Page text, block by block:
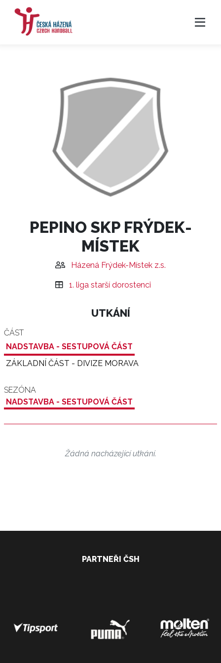
PEPINO SKP FRÝDEK-
MÍSTEK
Házená Frýdek-Místek z.s.
1. liga starší dorostenci
UTKÁNÍ
ČÁST
NADSTAVBA - SESTUPOVÁ ČÁST
ZÁKLADNÍ ČÁST - DIVIZE MORAVA
SEZÓNA
NADSTAVBA - SESTUPOVÁ ČÁST
Žádná nacházející utkání.
PARTNEŘI ČSH